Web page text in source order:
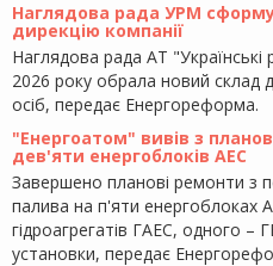
Наглядова рада УРМ
дирекцію компанії
Наглядова рада АТ "Українські
2026 року обрала новий склад
осіб, передає Енергореформа.
"Енергоатом" вивів з
дев'яти енергоблоків АЕС
Завершено планові ремонти з
палива на п'яти енергоблоках
гідроагрегатів ГАЕС, одного –
установки, передає